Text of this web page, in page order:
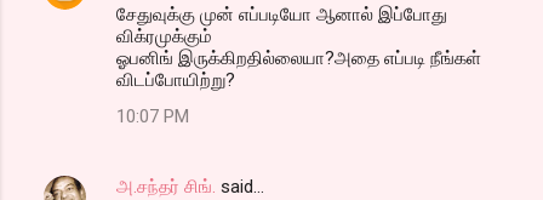
சேதுவுக்கு முன் எப்படியோ ஆனால் இப்போது
விக்ரமுக்கும்
ஓபனிங் இருக்கிறதில்லையா?அதை எப்படி நீங்கள்
விடப்போயிற்று?
10:07 PM
அ.சந்தர் சிங். said…